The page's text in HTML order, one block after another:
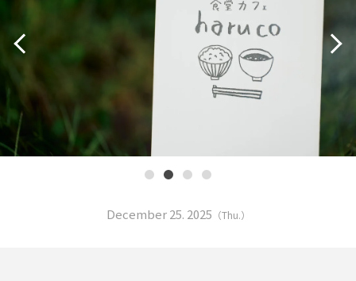
December 25. 2025 （Thu.）